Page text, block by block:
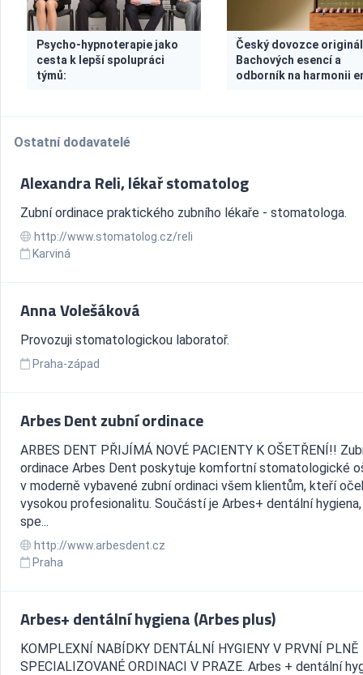
Psycho-hypnoterapie jako
cesta k lepší spolupráci
týmů:
Český dovozce
Bachových esencí a
odborník na harmonii
Ostatní dodavatelé
Alexandra Reli, lékař stomatolog
Zubní ordinace praktického zubního lékaře - stomatologa.
http://www.stomatolog.cz/reli
Karviná
Anna Volešáková
Provozuji stomatologickou laboratoř.
Praha-západ
Arbes Dent zubní ordinace
ARBES DENT PŘIJÍMÁ NOVÉ PACIENTY K OŠETŘENÍ!!
ordinace Arbes Dent poskytuje komfortní stomatologické
v moderně vybavené zubní ordinaci všem klientům, kteří
vysokou profesionalitu. Součástí je Arbes+ dentální
spe...
http://www.arbesdent.cz
Praha
Arbes+ dentální hygiena (Arbes plus)
KOMPLEXNÍ NABÍDKY DENTÁLNÍ HYGIENY V PRVNÍ PLNĚ
SPECIALIZOVANÉ ORDINACI V PRAZE. Arbes + dentální